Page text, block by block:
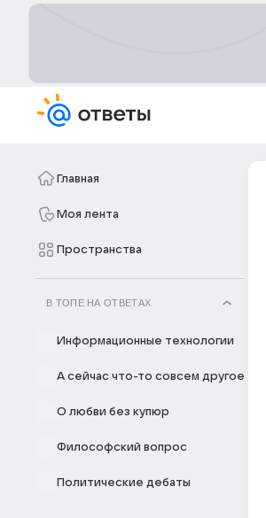
Главная
Моя лента
Пространства
В ТОПЕ НА ОТВЕТАХ
Информационные технологии
А сейчас что-то совсем другое
О любви без купюр
Философский вопрос
Политические дебаты